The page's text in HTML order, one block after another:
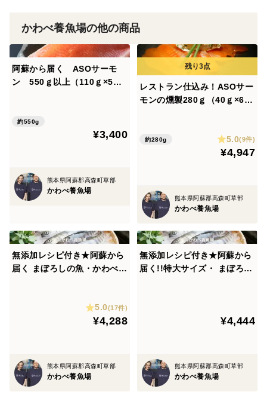
▼注文に際しての注意点（配送方法や納期指定など）
ヤマト運輸のクール便にて発送します。日時指定お受け
します。基本的に営業日3日以内には発送予定です。
ます。その為、発送までにお時間頂いております。日時
指定は余裕を持ってご指定いただきますようお願い致し
かわべ養魚場の他の商品
阿蘇から届く ASOサーモ
ン 550ｇ以上（110ｇ×5パ
約550g
¥3,400
熊本県阿蘇郡高森町草部
かわべ養魚場
レストラン仕込み！ASOサー
モンの燻製280ｇ（40ｇ×6
約280g 5.0(9件)
¥4,947
熊本県阿蘇郡高森町草部
かわべ養魚場
無添加レシピ付き★阿蘇から
届く まぼろしの魚・かわべの
5.0(17件)
¥4,288
熊本県阿蘇郡高森町草部
かわべ養魚場
無添加レシピ付き★阿蘇から
届く!!特大サイズ・ まぼろし
¥4,444
熊本県阿蘇郡高森町草部
かわべ養魚場